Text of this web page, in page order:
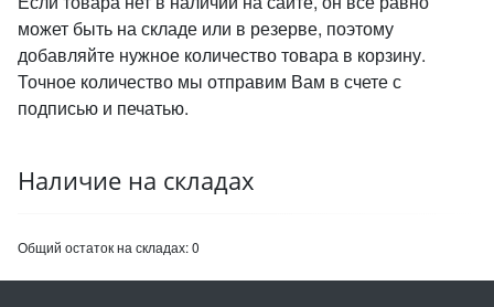
может быть на складе или в резерве, поэтому
добавляйте нужное количество товара в корзину.
Точное количество мы отправим Вам в счете с
подписью и печатью.
Наличие на складах
Общий остаток на складах:0